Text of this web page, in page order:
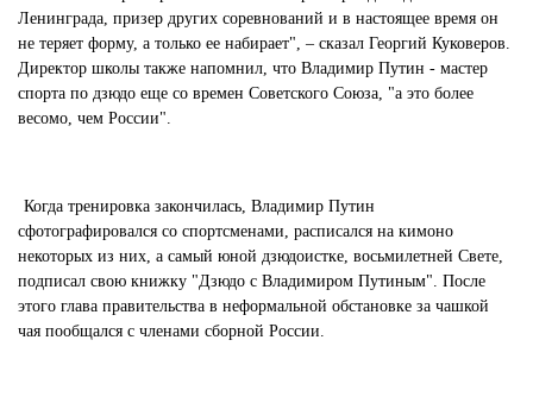
Ленинграда, призер других соревнований и в настоящее время он
не теряет форму, а только ее набирает", – сказал Георгий Куковеров.
Директор школы также напомнил, что Владимир Путин - мастер
спорта по дзюдо еще со времен Советского Союза, "а это более
весомо, чем России".
Когда тренировка закончилась, Владимир Путин
сфотографировался со спортсменами, расписался на кимоно
некоторых из них, а самый юной дзюдоистке, восьмилетней Свете,
подписал свою книжку "Дзюдо с Владимиром Путиным". После
этого глава правительства в неформальной обстановке за чашкой
чая пообщался с членами сборной России.